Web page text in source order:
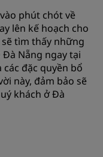
phút chót về
lên kế hoạch cho
tìm thấy những
Đà Nẵng ngay tại
các đặc quyền bổ
này, đảm bảo sẽ
khách ở Đà